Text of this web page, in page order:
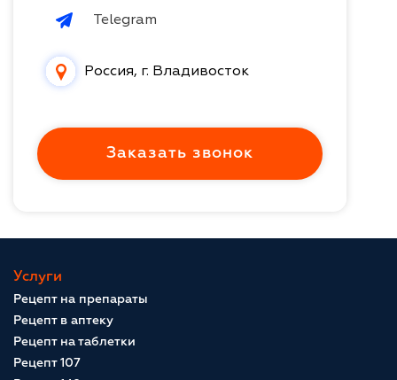
Telegram
Россия, г. Владивосток
Заказать звонок
Услуги
Рецепт на препараты
Рецепт в аптеку
Рецепт на таблетки
Рецепт 107